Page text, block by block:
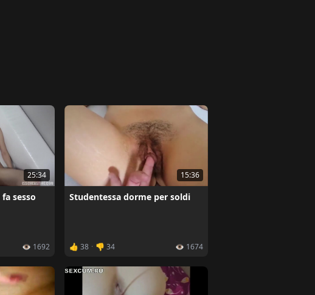
25:34
sesso
👁️ 1692
15:36
Studentessa dorme per soldi
👍 38 · 👎 34 👁️ 1674